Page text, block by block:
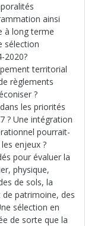
ainsi
à long terme
sélection
2020?
territorial
règlements
?
les priorités
? Une intégration
pourrait-
enjeux ?
pour évaluer la
physique,
de sols, la
patrimoine, des
sélection en
de sorte que la